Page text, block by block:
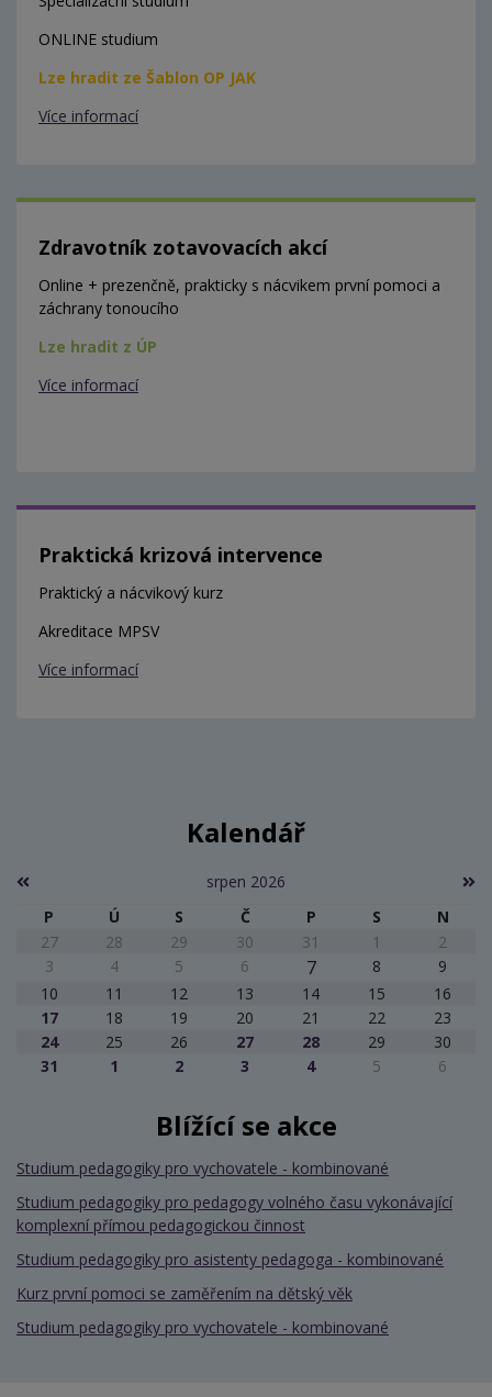
ONLINE studium
Lze hradit ze Šablon OP JAK
Více informací
Zdravotník zotavovacích akcí
Online + prezenčně, prakticky s nácvikem první pomoci a
záchrany tonoucího
Lze hradit z ÚP
Více informací
Praktická krizová intervence
Praktický a nácvikový kurz
Akreditace MPSV
Více informací
Kalendář
srpen 2026
P
Ú S Č P S
N
27
28 29 30 31 1
2
3
4 5 6 7 8
9
10
11 12 13 14 15
16
17
18 19 20 21 22
23
24
25 26 27 28 29
30
31
1 2 3 4 5 6
Blížící se akce
Studium pedagogiky pro vychovatele - kombinované
Studium pedagogiky pro pedagogy volného času vykonávající
komplexní přímou pedagogickou činnost
Studium pedagogiky pro asistenty pedagoga - kombinované
Kurz první pomoci se zaměřením na dětský věk
Studium pedagogiky pro vychovatele - kombinované